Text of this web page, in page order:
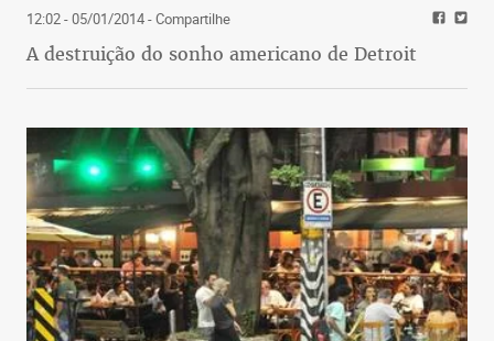
12:02 - 05/01/2014- Compartilhe
A destruição do sonho americano de Detroit